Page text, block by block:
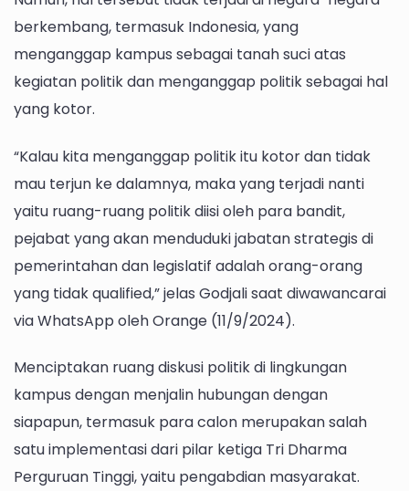
berkembang, termasuk Indonesia, yang
menganggap kampus sebagai tanah suci atas
kegiatan politik dan menganggap politik sebagai hal
yang kotor.
“Kalau kita menganggap politik itu kotor dan tidak
mau terjun ke dalamnya, maka yang terjadi nanti
yaitu ruang-ruang politik diisi oleh para bandit,
pejabat yang akan menduduki jabatan strategis di
pemerintahan dan legislatif adalah orang-orang
yang tidak qualified,” jelas Godjali saat diwawancarai
via WhatsApp oleh Orange (11/9/2024).
Menciptakan ruang diskusi politik di lingkungan
kampus dengan menjalin hubungan dengan
siapapun, termasuk para calon merupakan salah
satu implementasi dari pilar ketiga Tri Dharma
Perguruan Tinggi, yaitu pengabdian masyarakat.